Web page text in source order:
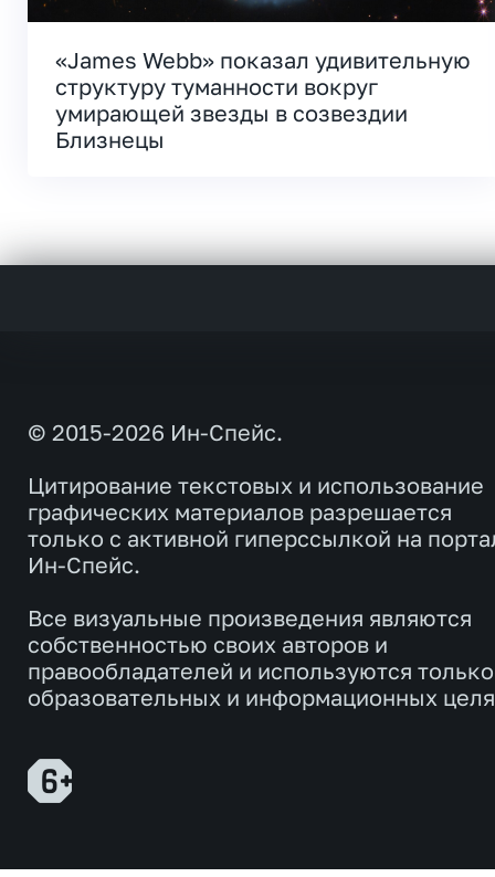
«James Webb» показал удивительную
структуру туманности вокруг
умирающей звезды в созвездии
Близнецы
© 2015-2026 Ин-Спейс.
Цитирование текстовых и использование
графических материалов разрешается
только с активной гиперссылкой на
Ин-Спейс.
Все визуальные произведения являются
собственностью своих авторов и
правообладателей и используются
образовательных и информационных